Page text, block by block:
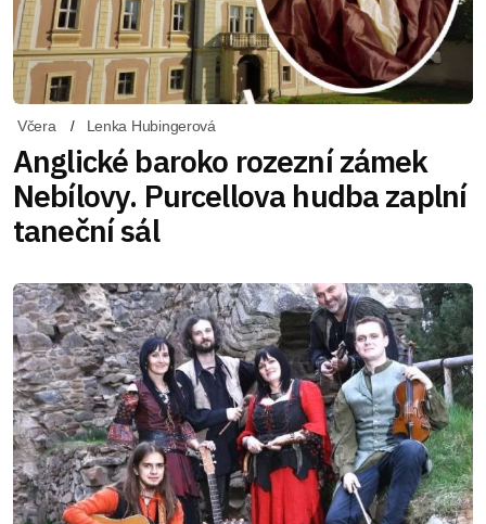
Včera Lenka Hubingerová
Anglické baroko rozezní zámek
Nebílovy. Purcellova hudba zaplní
taneční sál